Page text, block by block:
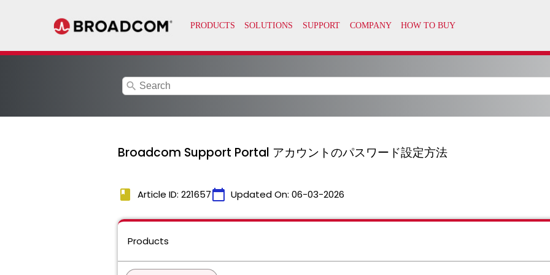
search
Broadcom Support Portal アカウントのパスワード設定方法
book Article ID: 221657calendar_today Updated On: 06-03-2026
Products